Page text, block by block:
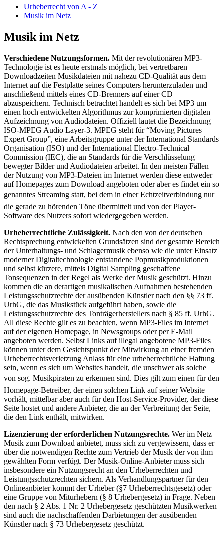
Urheberrecht von A - Z
Musik im Netz
Musik im Netz
Verschiedene Nutzungsformen. Mit der revolutionären MP3-
Technologie ist es heute erstmals möglich, bei vertretbaren
Downloadzeiten Musikdateien mit nahezu CD-Qualität aus dem
Internet auf die Festplatte seines Computers herunterzuladen und
anschließend mittels eines CD-Brenners auf einer CD
abzuspeichern. Technisch betrachtet handelt es sich bei MP3 um
einen hoch entwickelten Algorithmus zur komprimierten digitalen
Aufzeichnung von Audiodateien. Offiziell lautet die Bezeichnung
ISO-MPEG Audio Layer-3. MPEG steht für “Moving Pictures
Expert Group”, eine Arbeitsgruppe unter der International Standards
Organisation (ISO) und der International Electro-Technical
Commission (IEC), die an Standards für die Verschlüsselung
bewegter Bilder und Audiodateien arbeitet. In den meisten Fällen
der Nutzung von MP3-Dateien im Internet werden diese entweder
auf Homepages zum Download angeboten oder aber es findet ein so
genanntes Streaming statt, bei dem in einer Echtzeitverbindung nur
die gerade zu hörenden Töne übermittelt und von der Player-
Software des Nutzers sofort wiedergegeben werden.
Urheberrechtliche Zulässigkeit. Nach den von der deutschen
Rechtsprechung entwickelten Grundsätzen sind der gesamte Bereich
der Unterhaltungs- und Schlagermusik ebenso wie die unter Einsatz
moderner Digitaltechnologie entstandene Popmusikproduktionen
und selbst kürzere, mittels Digital Sampling geschaffene
Tonsequenzen in der Regel als Werke der Musik geschützt. Hinzu
kommen die an derartigen musikalischen Aufnahmen bestehenden
Leistungsschutzrechte der ausübenden Künstler nach den §§ 73 ff.
UrhG, die das Musikstück aufgeführt haben, sowie die
Leistungsschutzrechte des Tonträgerherstellers nach § 85 ff. UrhG.
All diese Rechte gilt es zu beachten, wenn MP3-Files im Internet
auf der eigenen Homepage, in Newsgroups oder per E-Mail
angeboten werden. Selbst Links auf illegal angebotene MP3-Files
können unter dem Gesichtspunkt der Mitwirkung an einer fremden
Urheberrechtsverletzung Anlass für eine urheberrechtliche Haftung
sein, wenn es sich um Websites handelt, die unschwer als solche
von sog. Musikpiraten zu erkennen sind. Dies gilt zum einen für den
Homepage-Betreiber, der einen solchen Link auf seiner Website
vorhält, mittelbar aber auch für den Host-Service-Provider, der diese
Seite hostet und andere Anbieter, die an der Verbreitung der Seite,
die den Link enthält, mitwirken.
Lizenzierung der erforderlichen Nutzungsrechte. Wer im Netz
Musik zum Download anbietet, muss sich zu vergewissern, dass er
über die notwendigen Rechte zum Vertrieb der Musik der von ihm
gewählten Form verfügt. Der Musik-Online-Anbieter muss sich
insbesondere ein Nutzungsrecht an den Urheberrechten und
Leistungsschutzrechten sichern. Als Verhandlungspartner für den
Onlineanbieter kommt der Urheber (§7 Urheberrechtsgesetz) oder
eine Gruppe von Miturhebern (§ 8 Urhebergesetz) in Frage. Neben
den nach § 2 Abs. 1 Nr. 2 Urhebergesetz geschützten Musikwerken
sind auch die nachschaffenden Darbietungen der ausübenden
Künstler nach § 73 Urhebergesetz geschützt.